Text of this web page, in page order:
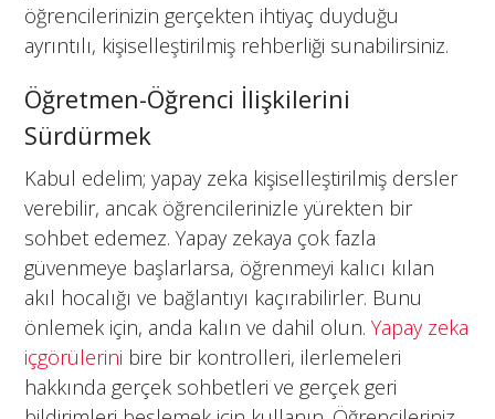
öğrencilerinizin gerçekten ihtiyaç duyduğu
ayrıntılı, kişiselleştirilmiş rehberliği sunabilirsiniz.
Öğretmen-Öğrenci İlişkilerini
Sürdürmek
Kabul edelim; yapay zeka kişiselleştirilmiş dersler
verebilir, ancak öğrencilerinizle yürekten bir
sohbet edemez. Yapay zekaya çok fazla
güvenmeye başlarlarsa, öğrenmeyi kalıcı kılan
akıl hocalığı ve bağlantıyı kaçırabilirler. Bunu
önlemek için, anda kalın ve dahil olun.Yapay zeka
içgörülerini bire bir kontrolleri, ilerlemeleri
hakkında gerçek sohbetleri ve gerçek geri